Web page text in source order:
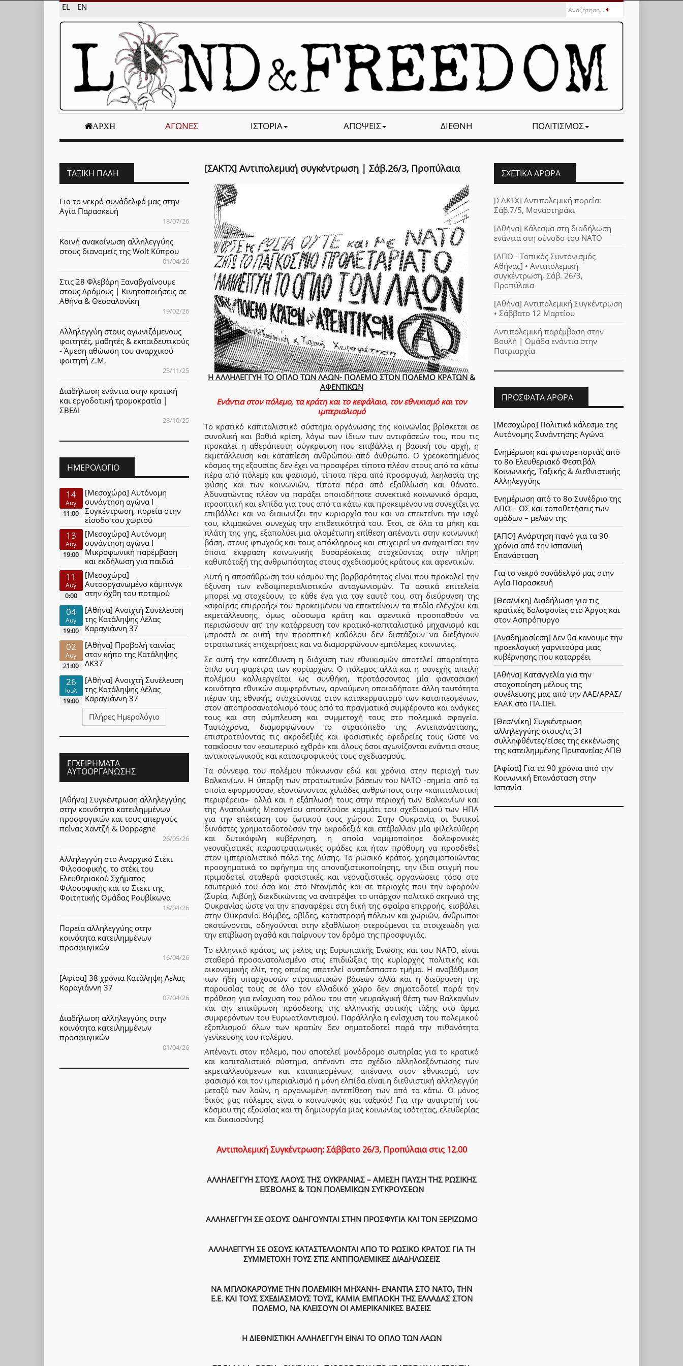
EL EN
ΑΡΧΉ ΑΓΏΝΕΣ ΙΣΤΟΡΊΑ ΑΠΌΨΕΙΣ ΔΙΕΘΝΉ ΠΟΛΙΤΙΣΜΌΣ
[ΣΑΚΤΧ] Αντιπολεμική συγκέντρωση | Σάβ.26/3, Προπύλαια
Η ΑΛΛΗΛΕΓΓΥΗ ΤΟ ΟΠΛΟ ΤΩΝ ΛΑΩΝ- ΠΟΛΕΜΟ ΣΤΟΝ ΠΟΛΕΜΟ ΚΡΑΤΩΝ &
ΑΦΕΝΤΙΚΩΝ
Ενάντια στον πόλεμο, τα κράτη και το κεφάλαιο, τον εθνικισμό και τον
ιμπεριαλισμό
Το κρατικό καπιταλιστικό σύστημα οργάνωσης της κοινωνίας βρίσκεται σε
συνολική και βαθιά κρίση, λόγω των ίδιων των αντιφάσεών του, που τις
προκαλεί η αθεράπευτη σύγκρουση που επιβάλλει η βασική του αρχή, η
εκμετάλλευση και καταπίεση ανθρώπου από άνθρωπο. Ο χρεοκοπημένος
κόσμος της εξουσίας δεν έχει να προσφέρει τίποτα πλέον στους από τα κάτω
πέρα από πόλεμο και φασισμό, τίποτα πέρα από προσφυγιά, λεηλασία της
φύσης και των κοινωνιών, τίποτα πέρα από εξαθλίωση και θάνατο.
Αδυνατώντας πλέον να παράξει οποιοδήποτε συνεκτικό κοινωνικό όραμα,
προοπτική και ελπίδα για τους από τα κάτω και προκειμένου να συνεχίζει να
επιβάλλει και να διαιωνίζει την κυριαρχία του και να επεκτείνει την ισχύ
του, κλιμακώνει συνεχώς την επιθετικότητά του. Έτσι, σε όλα τα μήκη και
πλάτη της γης, εξαπολύει μια ολομέτωπη επίθεση απέναντι στην κοινωνική
βάση, στους φτωχούς και τους απόκληρους και επιχειρεί να αναχαιτίσει την
όποια έκφραση κοινωνικής δυσαρέσκειας στοχεύοντας στην πλήρη
καθυπόταξή της ανθρωπότητας στους σχεδιασμούς κράτους και αφεντικών.
Αυτή η αποσάθρωση του κόσμου της βαρβαρότητας είναι που προκαλεί την
όξυνση των ενδοϊμπεριαλιστικών ανταγωνισμών. Τα αστικά επιτελεία
μπορεί να στοχεύουν, το κάθε ένα για τον εαυτό του, στη διεύρυνση της
«σφαίρας επιρροής» του προκειμένου να επεκτείνουν τα πεδία ελέγχου και
εκμετάλλευσης, όμως σύσσωμα κράτη και αφεντικά προσπαθούν να
περισώσουν απ’ την κατάρρευση τον κρατικό-καπιταλιστικό μηχανισμό και
μπροστά σε αυτή την προοπτική καθόλου δεν διστάζουν να διεξάγουν
στρατιωτικές επιχειρήσεις και να διαμορφώνουν εμπόλεμες κοινωνίες.
Σε αυτή την κατεύθυνση η διάχυση των εθνικισμών αποτελεί απαραίτητο
όπλο στη φαρέτρα των κυρίαρχων. Ο πόλεμος αλλά και η συνεχής απειλή
πολέμου καλλιεργείται ως συνθήκη, προτάσσοντας μία φαντασιακή
κοινότητα εθνικών συμφερόντων, αρνούμενη οποιαδήποτε άλλη ταυτότητα
πέραν της εθνικής, στοχεύοντας στον κατακερματισμό των καταπιεσμένων,
στον αποπροσανατολισμό τους από τα πραγματικά συμφέροντα και ανάγκες
τους και στη σύμπλευση και συμμετοχή τους στο πολεμικό σφαγείο.
Ταυτόχρονα, διαμορφώνουν το στρατόπεδο της Αντεπανάστασης,
επιστρατεύοντας τις ακροδεξιές και φασιστικές εφεδρείες τους ώστε να
τσακίσουν τον «εσωτερικό εχθρό» και όλους όσοι αγωνίζονται ενάντια στους
αντικοινωνικούς και καταστροφικούς τους σχεδιασμούς.
Τα σύννεφα του πολέμου πύκνωναν εδώ και χρόνια στην περιοχή των
Βαλκανίων. Η ύπαρξη των στρατιωτικών βάσεων του ΝΑΤΟ -σημεία από τα
οποία εφορμούσαν, εξοντώνοντας χιλιάδες ανθρώπους στην «καπιταλιστική
περιφέρεια»- αλλά και η εξάπλωσή τους στην περιοχή των Βαλκανίων και
της Ανατολικής Μεσογείου αποτελούσε κομμάτι του σχεδιασμού των ΗΠΑ
για την επέκταση του ζωτικού τους χώρου. Στην Ουκρανία, οι δυτικοί
δυνάστες χρηματοδοτούσαν την ακροδεξιά και επέβαλλαν μία φιλελεύθερη
και δυτικόφιλη κυβέρνηση, η οποία νομιμοποίησε δολοφονικές
νεοναζιστικές παραστρατιωτικές ομάδες και ήταν πρόθυμη να προσδεθεί
στον ιμπεριαλιστικό πόλο της Δύσης. Το ρωσικό κράτος, χρησιμοποιώντας
προσχηματικά το αφήγημα της αποναζιστικοποίησης, την ίδια στιγμή που
πριμοδοτεί σταθερά φασιστικές και νεοναζιστικές οργανώσεις τόσο στο
εσωτερικό του όσο και στο Ντονμπάς και σε περιοχές που την αφορούν
(Συρία, Λιβύη), διεκδικώντας να ανατρέψει το υπάρχον πολιτικό σκηνικό της
Ουκρανίας ώστε να την επαναφέρει στη δική της σφαίρα επιρροής, εισβάλει
στην Ουκρανία. Βόμβες, οβίδες, καταστροφή πόλεων και χωριών, άνθρωποι
σκοτώνονται, οδηγούνται στην εξαθλίωση στερούμενοι τα στοιχειώδη για
την επιβίωση αγαθά και παίρνουν τον δρόμο της προσφυγιάς.
Το ελληνικό κράτος, ως μέλος της Ευρωπαϊκής Ένωσης και του ΝΑΤΟ, είναι
σταθερά προσανατολισμένο στις επιδιώξεις της κυρίαρχης πολιτικής και
οικονομικής ελίτ, της οποίας αποτελεί αναπόσπαστο τμήμα. Η αναβάθμιση
των ήδη υπαρχουσών στρατιωτικών βάσεων αλλά και η διεύρυνση της
παρουσίας τους σε όλο τον ελλαδικό χώρο δεν σηματοδοτεί παρά την
πρόθεση για ενίσχυση του ρόλου του στη νευραλγική θέση των Βαλκανίων
και την επικύρωση πρόσδεσης της ελληνικής αστικής τάξης στο άρμα
συμφερόντων του Ευρωατλαντισμού. Παράλληλα η ενίσχυση του πολεμικού
εξοπλισμού όλων των κρατών δεν σηματοδοτεί παρά την πιθανότητα
γενίκευσης του πολέμου.
Απέναντι στον πόλεμο, που αποτελεί μονόδρομο σωτηρίας για το κρατικό
και καπιταλιστικό σύστημα, απέναντι στο σχέδιο αλληλοεξόντωσης των
εκμεταλλευόμενων και καταπιεσμένων, απέναντι στον εθνικισμό, τον
φασισμό και τον ιμπεριαλισμό η μόνη ελπίδα είναι η διεθνιστική αλληλεγγύη
μεταξύ των λαών, η οργανωμένη αντεπίθεση των από τα κάτω. Ο μόνος
δικός μας πόλεμος είναι ο κοινωνικός και ταξικός! Για την ανατροπή του
κόσμου της εξουσίας και τη δημιουργία μιας κοινωνίας ισότητας, ελευθερίας
και δικαιοσύνης!
Αντιπολεμική Συγκέντρωση: Σάββατο 26/3, Προπύλαια στις 12.00
ΑΛΛΗΛΕΓΓΥΗ ΣΤΟΥΣ ΛΑΟΥΣ ΤΗΣ ΟΥΚΡΑΝΙΑΣ – ΑΜΕΣΗ ΠΑΥΣΗ ΤΗΣ ΡΩΣΙΚΗΣ
ΕΙΣΒΟΛΗΣ & ΤΩΝ ΠΟΛΕΜΙΚΩΝ ΣΥΓΚΡΟΥΣΕΩΝ
ΑΛΛΗΛΕΓΓΥΗ ΣΕ ΟΣΟΥΣ ΟΔΗΓΟΥΝΤΑΙ ΣΤΗΝ ΠΡΟΣΦΥΓΙΑ ΚΑΙ ΤΟΝ ΞΕΡΙΖΩΜΟ
ΑΛΛΗΛΕΓΓΥΗ ΣΕ ΟΣΟΥΣ ΚΑΤΑΣΤΕΛΛΟΝΤΑΙ ΑΠΟ ΤΟ ΡΩΣΙΚΟ ΚΡΑΤΟΣ ΓΙΑ ΤΗ
ΣΥΜΜΕΤΟΧΗ ΤΟΥΣ ΣΤΙΣ ΑΝΤΙΠΟΛΕΜΙΚΕΣ ΔΙΑΔΗΛΩΣΕΙΣ
ΝΑ ΜΠΛΟΚΑΡΟΥΜΕ ΤΗΝ ΠΟΛΕΜΙΚΗ ΜΗΧΑΝΗ- ΕΝΑΝΤΙΑ ΣΤΟ ΝΑΤΟ, ΤΗΝ
Ε.Ε. ΚΑΙ ΤΟΥΣ ΣΧΕΔΙΑΣΜΟΥΣ ΤΟΥΣ, ΚΑΜΙΑ ΕΜΠΛΟΚΗ ΤΗΣ ΕΛΛΑΔΑΣ ΣΤΟΝ
ΠΟΛΕΜΟ, ΝΑ ΚΛΕΙΣΟΥΝ ΟΙ ΑΜΕΡΙΚΑΝΙΚΕΣ ΒΑΣΕΙΣ
Η ΔΙΕΘΝΙΣΤΙΚΗ ΑΛΛΗΛΕΓΓΥΗ ΕΙΝΑΙ ΤΟ ΟΠΛΟ ΤΩΝ ΛΑΩΝ
ΤΑΞΙΚΉ ΠΆΛΗ
Για το νεκρό συνάδελφό μας στην
Αγία Παρασκευή
18/07/26
Κοινή ανακοίνωση αλληλεγγύης
στους διανομείς της Wolt Κύπρου
01/04/26
Στις 28 Φλεβάρη Ξαναβγαίνουμε
στους Δρόμους | Κινητοποιήσεις σε
Αθήνα & Θεσσαλονίκη
19/02/26
Αλληλεγγύη στους αγωνιζόμενους
φοιτητές, μαθητές & εκπαιδευτικούς
- Άμεση αθώωση του αναρχικού
φοιτητή Ζ.Μ.
23/11/25
Διαδήλωση ενάντια στην κρατική
και εργοδοτική τρομοκρατία |
ΣΒΕΔΙ
28/10/25
ΗΜΕΡΟΛΌΓΙΟ
14
Αυγ
11:00
[Μεσοχώρα] Αυτόνομη
συνάντηση αγώνα Ι
Συγκέντρωση, πορεία στην
είσοδο του χωριού
13
Αυγ
19:00
[Μεσοχώρα] Αυτόνομη
συνάντηση αγώνα Ι
Μικροφωνική παρέμβαση
και εκδήλωση για παιδιά
11
Αυγ
0:00
[Μεσοχώρα]
Αυτοοργανωμένο κάμπινγκ
στην όχθη του ποταμού
04
Αυγ
19:00
[Αθήνα] Ανοιχτή Συνέλευση
της Κατάληψης Λέλας
Καραγιάννη 37
02
Αυγ
21:00
[Αθήνα] Προβολή ταινίας
στον κήπο της Κατάληψης
ΛΚ37
26
Ιουλ
19:00
[Αθήνα] Ανοιχτή Συνέλευση
της Κατάληψης Λέλας
Καραγιάννη 37
Πλήρες Ημερολόγιο
ΕΓΧΕΙΡΉΜΑΤΑ
ΑΥΤΟΟΡΓΆΝΩΣΗΣ
[Αθήνα] Συγκέντρωση αλληλεγγύης
στην κοινότητα κατειλημμένων
προσφυγικών και τους απεργούς
πείνας Χαντζή & Doppagne
26/05/26
Αλληλεγγύη στο Αναρχικό Στέκι
Φιλοσοφικής, το στέκι του
Ελευθεριακού Σχήματος
Φιλοσοφικής και το Στέκι της
Φοιτητικής Ομάδας Ρουβίκωνα
18/04/26
Πορεία αλληλεγγύης στην
κοινότητα κατειλημμένων
προσφυγικών
16/04/26
[Αφίσα] 38 χρόνια Κατάληψη Λελας
Καραγιάννη 37
07/04/26
Διαδήλωση αλληλεγγύης στην
κοινότητα κατειλημμένων
προσφυγικών
01/04/26
ΣΧΕΤΙΚΆ ΆΡΘΡΑ
[ΣΑΚΤΧ] Αντιπολεμική πορεία:
Σάβ.7/5, Μοναστηράκι
[Αθήνα] Κάλεσμα στη διαδήλωση
ενάντια στη σύνοδο του ΝΑΤΟ
[ΑΠΟ - Τοπικός Συντονισμός
Αθήνας] • Αντιπολεμική
συγκέντρωση, Σάβ. 26/3,
Προπύλαια
[Αθήνα] Αντιπολεμική Συγκέντρωση
• Σάββατο 12 Μαρτίου
Αντιπολεμική παρέμβαση στην
Βουλή | Ομάδα ενάντια στην
Πατριαρχία
ΠΡΌΣΦΑΤΑ ΆΡΘΡΑ
[Μεσοχώρα] Πολιτικό κάλεσμα της
Αυτόνομης Συνάντησης Αγώνα
Ενημέρωση και φωτορεπορτάζ από
το 8ο Ελευθεριακό Φεστιβάλ
Κοινωνικής, Ταξικής & Διεθνιστικής
Αλληλεγγύης
Ενημέρωση από το 8ο Συνέδριο της
ΑΠΟ – ΟΣ και τοποθετήσεις των
ομάδων – μελών της
[ΑΠΟ] Ανάρτηση πανό για τα 90
χρόνια από την Ισπανική
Επανάσταση
Για το νεκρό συνάδελφό μας στην
Αγία Παρασκευή
[Θεσ/νίκη] Διαδήλωση για τις
κρατικές δολοφονίες στο Άργος και
στον Ασπρόπυργο
[Αναδημοσίεση] Δεν θα κανουμε την
προεκλογική γαρνιτούρα μιας
κυβέρνησης που καταρρέει
[Αθήνα] Καταγγελία για την
στοχοποίηση μέλους της
συνέλευσης μας από την ΛΑΕ/ΑΡΑΣ/
ΕΑΑΚ στο ΠΑ.ΠΕΙ.
[Θεσ/νίκη] Συγκέντρωση
αλληλεγγύης στους/ις 31
συλληφθέντες/είσες της εκκένωσης
της κατειλημμένης Πρυτανείας ΑΠΘ
[Αφίσα] Για τα 90 χρόνια από την
Κοινωνική Επανάσταση στην
Ισπανία